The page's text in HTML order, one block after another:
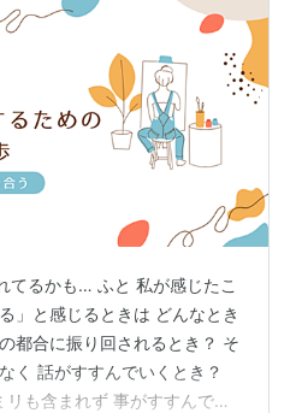
てるかも… ふと 私が感じたこ
」と感じるときは どんなとき
都合に振り回されるとき？ そ
く 話がすすんでいくとき？
も含まれず 事がすすんでい